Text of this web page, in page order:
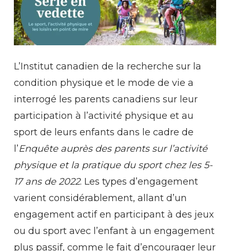
L’Institut canadien de la recherche sur la
condition physique et le mode de vie a
interrogé les parents canadiens sur leur
participation à l’activité physique et au
sport de leurs enfants dans le cadre de
l’Enquêteauprès des parents sur l’activité
physique et la pratique du sport chez les 5-
17 ans de 2022. Les types d’engagement
varient considérablement, allant d’un
engagement actif en participant à des jeux
ou du sport avec l’enfant à un engagement
plus passif, comme le fait d’encourager leur